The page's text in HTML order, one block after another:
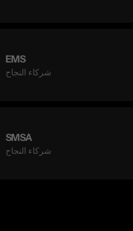
EMS
شركاء النجاح
SMSA
شركاء النجاح